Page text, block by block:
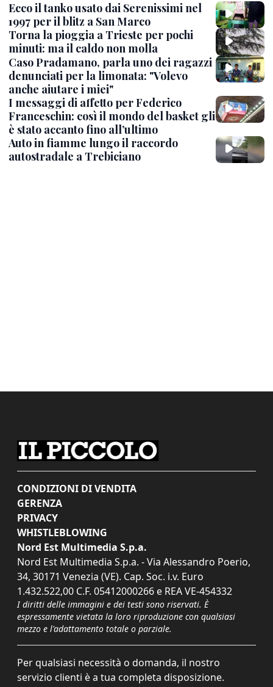
Ecco il tanko usato dai Serenissimi nel
1997 per il blitz a San Marco
Torna la pioggia a Trieste per pochi
minuti: ma il caldo non molla
Caso Pradamano, parla uno dei ragazzi
denunciati per la limonata: "Volevo
anche aiutare i miei"
I messaggi di affetto per Federico
Franceschin: così il mondo del basket gli
è stato accanto fino all’ultimo
Auto in fiamme lungo il raccordo
autostradale a Trebiciano
CONDIZIONI DI VENDITA
GERENZA
PRIVACY
WHISTLEBLOWING
Nord Est Multimedia S.p.a.
Nord Est Multimedia S.p.a. - Via Alessandro Poerio,
34, 30171 Venezia (VE). Cap. Soc. i.v. Euro
1.432.522,00 C.F. 05412000266 e REA VE-454332
I diritti delle immagini e dei testi sono riservati. È
espressamente vietata la loro riproduzione con qualsiasi
mezzo e l'adattamento totale o parziale.
Per qualsiasi necessità o domanda, il nostro
servizio clienti è a tua completa disposizione.